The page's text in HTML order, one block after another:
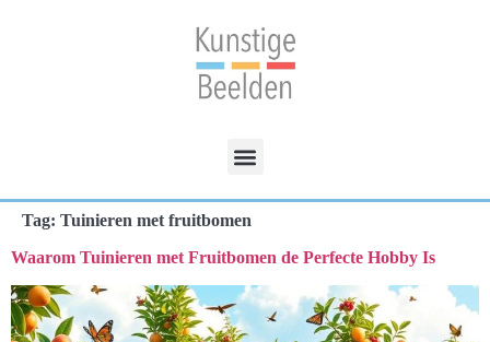
Tag: Tuinieren met fruitbomen
Waarom Tuinieren met Fruitbomen de Perfecte Hobby Is